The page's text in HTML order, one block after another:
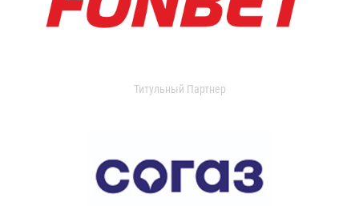
Титульный Партнер